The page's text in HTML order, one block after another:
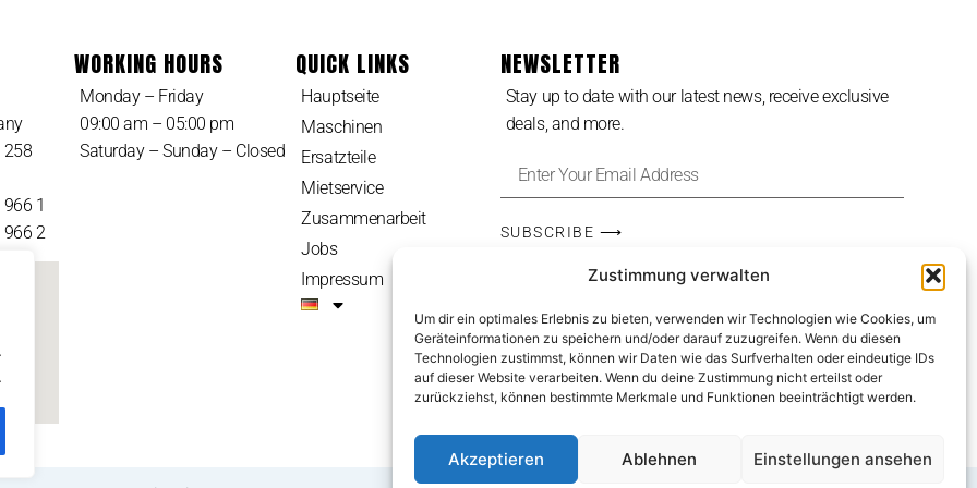
Zustimmung verwalten
Um dir ein optimales Erlebnis zu bieten, verwenden wir Technologien wie Cookies, um
Geräteinformationen zu speichern und/oder darauf zuzugreifen. Wenn du diesen
Technologien zustimmst, können wir Daten wie das Surfverhalten oder eindeutige IDs
auf dieser Website verarbeiten. Wenn du deine Zustimmung nicht erteilst oder
zurückziehst, können bestimmte Merkmale und Funktionen beeinträchtigt werden.
Akzeptieren Ablehnen Einstellungen ansehen
258
1
966 2
WORKING HOURS
Monday – Friday
09:00 am – 05:00 pm
Saturday – Sunday – Closed
QUICK LINKS
Hauptseite
Maschinen
Ersatzteile
Mietservice
Zusammenarbeit
Jobs
Impressum
NEWSLETTER
Stay up to date with our latest news, receive exclusive
deals, and more.
SUBSCRIBE ⟶